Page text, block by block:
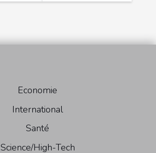
Economie
International
Santé
Science/High-Tech